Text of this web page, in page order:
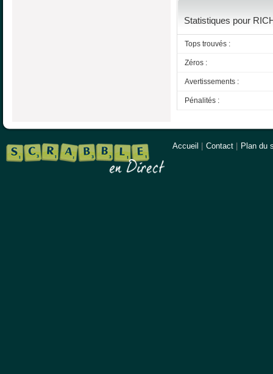
Statistiques pour
Tops trouvés :
Zéros :
Avertissements :
Pénalités :
Accueil Contact Plan du